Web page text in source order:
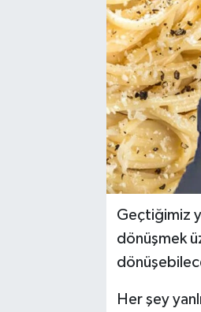
Geçtiğimiz
dönüşmek
Her şey